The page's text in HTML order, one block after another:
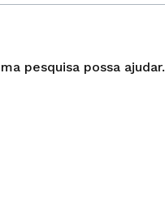
pesquisa possa ajudar.